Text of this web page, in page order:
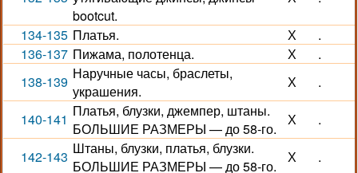
bootcut.
134-135 Платья. Х
.
136-137 Пижама, полотенца. Х
.
138-139 Наручные часы, браслеты,
украшения.
Х .
140-141 Платья, блузки, джемпер, штаны.
БОЛЬШИЕ РАЗМЕРЫ — до 58-го.
Х .
142-143 Штаны, блузки, платья, блузки.
БОЛЬШИЕ РАЗМЕРЫ — до 58-го.
Х .